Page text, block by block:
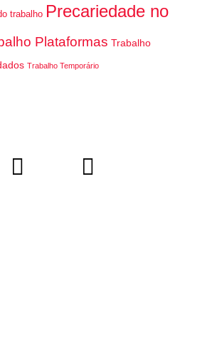
trabalho Precariedade no
Plataformas Trabalho
Trabalho Temporário